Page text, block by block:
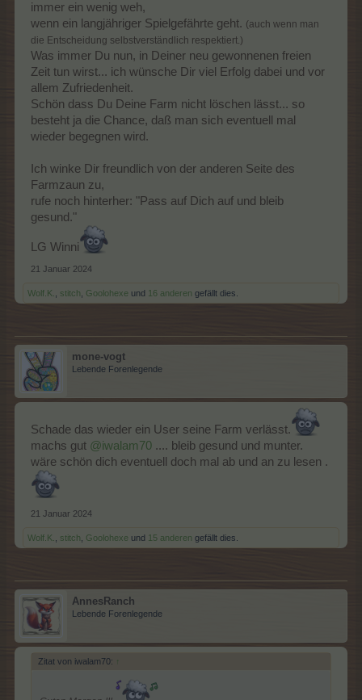
Löschen lasse ich "meine" Farm vorerst nicht, meine bessere
Hälfte spielt ja noch aktiv und vielleicht schaue ich ja
gelegentlich
mal wieder rein um hier etwas zu lesen.
Ciao, macht es gut und bleibt gesund !!!
***freundlich über den Farmzaun winke***
Liebe Grüße
iwalam70
immer ein wenig weh,
wenn ein langjähriger Spielgefährte geht. (auch wenn man
die Entscheidung selbstverständlich respektiert.)
Was immer Du nun, in Deiner neu gewonnenen freien
Zeit tun wirst... ich wünsche Dir viel Erfolg dabei und vor
allem Zufriedenheit.
Schön dass Du Deine Farm nicht löschen lässt... so
besteht ja die Chance, daß man sich eventuell mal
wieder begegnen wird.
Ich winke Dir freundlich von der anderen Seite des
Farmzaun zu,
rufe noch hinterher: "Pass auf Dich auf und bleib
gesund."
LG Winni
21 Januar 2024
Wolf.K., stitch, Goolohexe und 16 anderen gefällt dies.
mone-vogt
Lebende Forenlegende
Schade das wieder ein User seine Farm verlässt.
machs gut @iwalam70 .... bleib gesund und munter.
wäre schön dich eventuell doch mal ab und an zu lesen .
21 Januar 2024
Wolf.K., stitch, Goolohexe und 15 anderen gefällt dies.
AnnesRanch
Lebende Forenlegende
Zitat von iwalam70: ↑